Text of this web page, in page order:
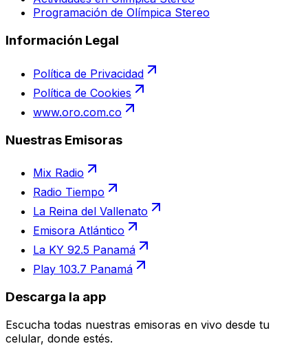
Programación de Olímpica Stereo
Información Legal
Política de Privacidad
Política de Cookies
www.oro.com.co
Nuestras Emisoras
Mix Radio
Radio Tiempo
La Reina del Vallenato
Emisora Atlántico
La KY 92.5 Panamá
Play 103.7 Panamá
Descarga la app
Escucha todas nuestras emisoras en vivo desde tu
celular, donde estés.